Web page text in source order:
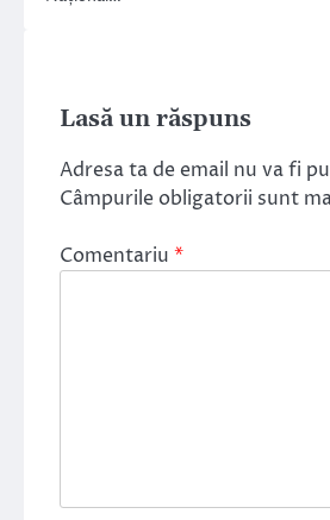
Lasă un răspuns
Adresa ta de email nu va fi
Câmpurile obligatorii sunt
Comentariu *